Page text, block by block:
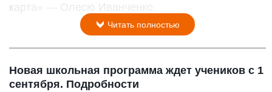
карта» — Олесю Иванченко.
Читать полностью
Новая школьная программа ждет учеников с 1
сентября. Подробности